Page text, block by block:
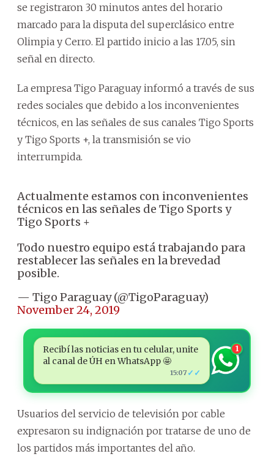
se registraron 30 minutos antes del horario
marcado para la disputa del superclásico entre
Olimpia y Cerro. El partido inicio a las 17.05, sin
señal en directo.
La empresa Tigo Paraguay informó a través de sus
redes sociales que debido a los inconvenientes
técnicos, en las señales de sus canales Tigo Sports
y Tigo Sports +, la transmisión se vio
interrumpida.
Actualmente estamos con inconvenientes
técnicos en las señales de Tigo Sports y
Tigo Sports +
Todo nuestro equipo está trabajando para
restablecer las señales en la brevedad
posible.
— Tigo Paraguay (@TigoParaguay)
November 24, 2019
Recibí las noticias en tu celular, unite
al canal de ÚH en WhatsApp 🤩
15:07 ✓✓
1
Usuarios del servicio de televisión por cable
expresaron su indignación por tratarse de uno de
los partidos más importantes del año.